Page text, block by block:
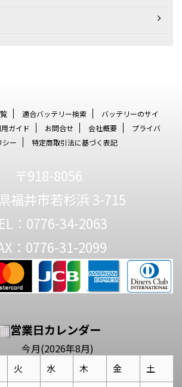
適合バッテリー検索
バッテリーのサイ
用ガイド お問合せ 会社概要
プライバ
シー
特定商取引法に基づく表記
〒918-8056
福井市若杉浜 3-715
：0776-34-2063
：0776-31-2099
営業日カレンダー
今月(2026年8月)
火 水 木 金 土